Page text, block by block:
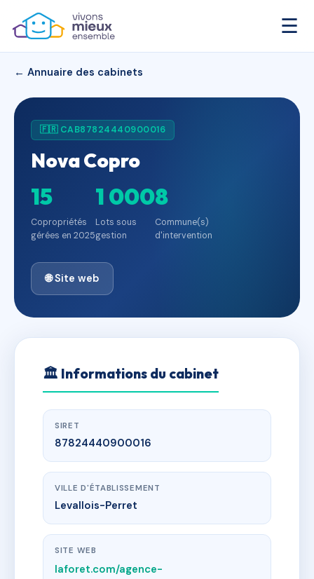
☰
← Annuaire des cabinets
🇫🇷 CAB87824440900016
Nova Copro
15
Copropriétés
gérées en 2025
1 000
Lots sous
gestion
8
Commune(s)
d'intervention
🌐 Site web
🏛 Informations du cabinet
SIRET
87824440900016
VILLE D'ÉTABLISSEMENT
Levallois-Perret
SITE WEB
laforet.com/agence-